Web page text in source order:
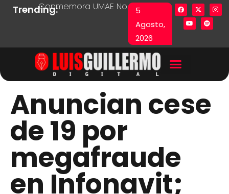
5
Agosto,
2026
Trending:Conmemora UMAE No. 71 Día de las y los
Lista en excel expone
Anuncian cese
de 19 por
megafraude
en Infonavit;